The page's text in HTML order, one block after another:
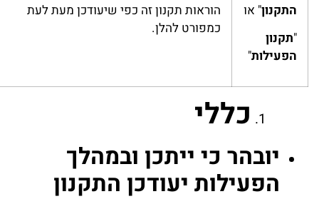
התקנון" או
"תקנון
הפעילות"
הוראות תקנון זה כפי שיעודכן מעת לעת
כמפורט להלן.
כללי
יובהר כי ייתכן ובמהלך
הפעילות יעודכן התקנון